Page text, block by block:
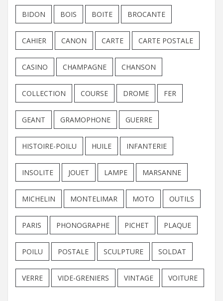
BIDON BOIS BOITE BROCANTE
CAHIER CANON CARTE CARTE POSTALE
CASINO CHAMPAGNE CHANSON
COLLECTION COURSE DROME FER
GEANT GRAMOPHONE GUERRE
HISTOIRE-POILU HUILE INFANTERIE
INSOLITE JOUET LAMPE MARSANNE
MICHELIN MONTELIMAR MOTO OUTILS
PARIS PHONOGRAPHE PICHET PLAQUE
POILU POSTALE SCULPTURE SOLDAT
VERRE VIDE-GRENIERS VINTAGE VOITURE